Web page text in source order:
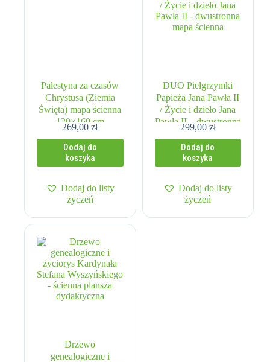
Palestyna za czasów
Chrystusa (Ziemia
Święta) mapa ścienna
120×160 cm
269,00zł
Dodaj do
koszyka
Dodaj do listy
życzeń
DUO Pielgrzymki
Papieża Jana Pawła II
/ Życie i dzieło Jana
Pawła II – dwustronna
mapa ścienna
299,00 zł
Dodaj do
koszyka
Dodaj do listy
życzeń
Drzewo
genealogiczne i